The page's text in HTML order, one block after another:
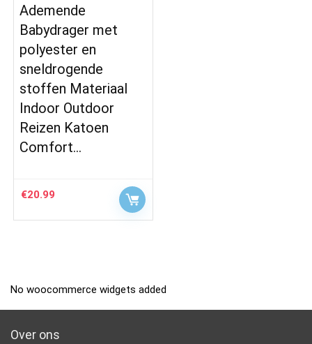
Ademende
Babydrager met
polyester en
sneldrogende
stoffen Materiaal
Indoor Outdoor
Reizen Katoen
Comfort…
€20.99
No woocommerce widgets added
Over ons